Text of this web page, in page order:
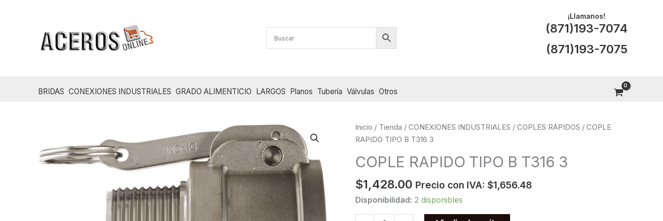
¡Llamanos!
(871)193-7074
(871)193-7075
BRIDAS CONEXIONES INDUSTRIALES GRADO ALIMENTICIO LARGOS Planos Tubería Válvulas Otros
Inicio / Tienda / CONEXIONES INDUSTRIALES / COPLES RÁPIDOS / COPLE
RAPIDO TIPO B T316 3
COPLE RAPIDO TIPO B T316 3
$1,428.00 Precio con IVA: $1,656.48
Disponibilidad: 2 disponibles